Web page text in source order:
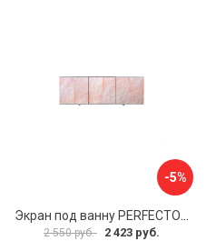
-5%
Экран под ванну PERFECTO LINEA 36-000157
2 550 руб. 2 423 руб.